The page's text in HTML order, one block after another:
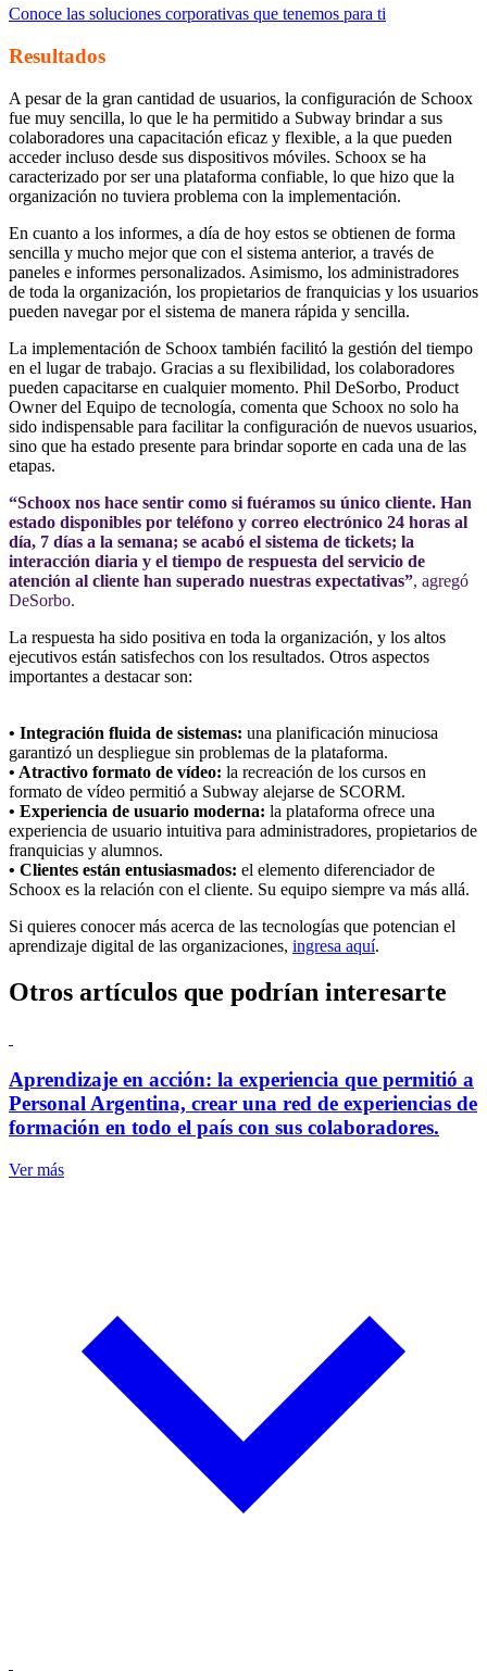
Conoce las soluciones corporativas que tenemos para ti
Resultados
A pesar de la gran cantidad de usuarios, la configuración de Schoox
fue muy sencilla, lo que le ha permitido a Subway brindar a sus
colaboradores una capacitación eficaz y flexible, a la que pueden
acceder incluso desde sus dispositivos móviles. Schoox se ha
caracterizado por ser una plataforma confiable, lo que hizo que la
organización no tuviera problema con la implementación.
En cuanto a los informes, a día de hoy estos se obtienen de forma
sencilla y mucho mejor que con el sistema anterior, a través de
paneles e informes personalizados. Asimismo, los administradores
de toda la organización, los propietarios de franquicias y los usuarios
pueden navegar por el sistema de manera rápida y sencilla.
La implementación de Schoox también facilitó la gestión del tiempo
en el lugar de trabajo. Gracias a su flexibilidad, los colaboradores
pueden capacitarse en cualquier momento. Phil DeSorbo, Product
Owner del Equipo de tecnología, comenta que Schoox no solo ha
sido indispensable para facilitar la configuración de nuevos usuarios,
sino que ha estado presente para brindar soporte en cada una de las
etapas.
“Schoox nos hace sentir como si fuéramos su único cliente. Han
estado disponibles por teléfono y correo electrónico 24 horas al
día, 7 días a la semana; se acabó el sistema de tickets; la
interacción diaria y el tiempo de respuesta del servicio de
atención al cliente han superado nuestras expectativas”, agregó
DeSorbo.
La respuesta ha sido positiva en toda la organización, y los altos
ejecutivos están satisfechos con los resultados. Otros aspectos
importantes a destacar son:
• Integración fluida de sistemas: una planificación minuciosa
garantizó un despliegue sin problemas de la plataforma.
• Atractivo formato de vídeo: la recreación de los cursos en
formato de vídeo permitió a Subway alejarse de SCORM.
• Experiencia de usuario moderna: la plataforma ofrece una
experiencia de usuario intuitiva para administradores, propietarios de
franquicias y alumnos.
• Clientes están entusiasmados: el elemento diferenciador de
Schoox es la relación con el cliente. Su equipo siempre va más allá.
Si quieres conocer más acerca de las tecnologías que potencian el
aprendizaje digital de las organizaciones, ingresa aquí.
Otros artículos que podrían interesarte
Aprendizaje en acción: la experiencia que permitió a
Personal Argentina, crear una red de experiencias de
formación en todo el país con sus colaboradores.
Ver más